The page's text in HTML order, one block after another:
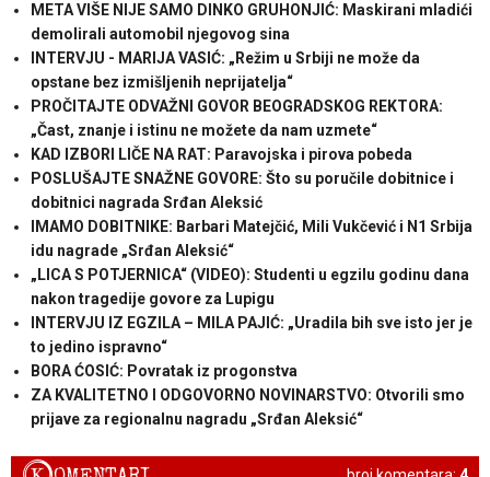
META VIŠE NIJE SAMO DINKO GRUHONJIĆ: Maskirani mladići
demolirali automobil njegovog sina
INTERVJU - MARIJA VASIĆ: „Režim u Srbiji ne može da
opstane bez izmišljenih neprijatelja“
PROČITAJTE ODVAŽNI GOVOR BEOGRADSKOG REKTORA:
„Čast, znanje i istinu ne možete da nam uzmete“
KAD IZBORI LIČE NA RAT: Paravojska i pirova pobeda
POSLUŠAJTE SNAŽNE GOVORE: Što su poručile dobitnice i
dobitnici nagrada Srđan Aleksić
IMAMO DOBITNIKE: Barbari Matejčić, Mili Vukčević i N1 Srbija
idu nagrade „Srđan Aleksić“
„LICA S POTJERNICA“ (VIDEO): Studenti u egzilu godinu dana
nakon tragedije govore za Lupigu
INTERVJU IZ EGZILA – MILA PAJIĆ: „Uradila bih sve isto jer je
to jedino ispravno“
BORA ĆOSIĆ: Povratak iz progonstva
ZA KVALITETNO I ODGOVORNO NOVINARSTVO: Otvorili smo
prijave za regionalnu nagradu „Srđan Aleksić“